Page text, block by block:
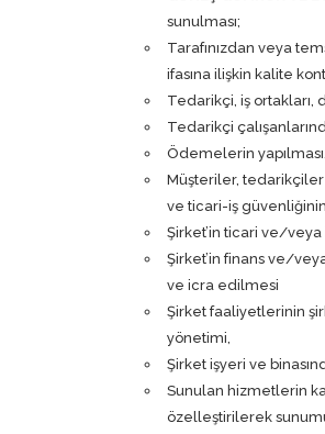
sunulması;
Tarafınızdan veya
ifasına ilişkin kalite
Tedarikçi, iş ortakları,
Tedarikçi
Ödemelerin
Müşteriler,
ve ticari-iş
Şirket’in ticari ve/
Şirket’in finans ve/
ve icra edilmesi
Şirket faaliyetlerinin
yönetimi,
Şirket işyeri ve
Sunulan hizmetlerin
özelleştirilerek